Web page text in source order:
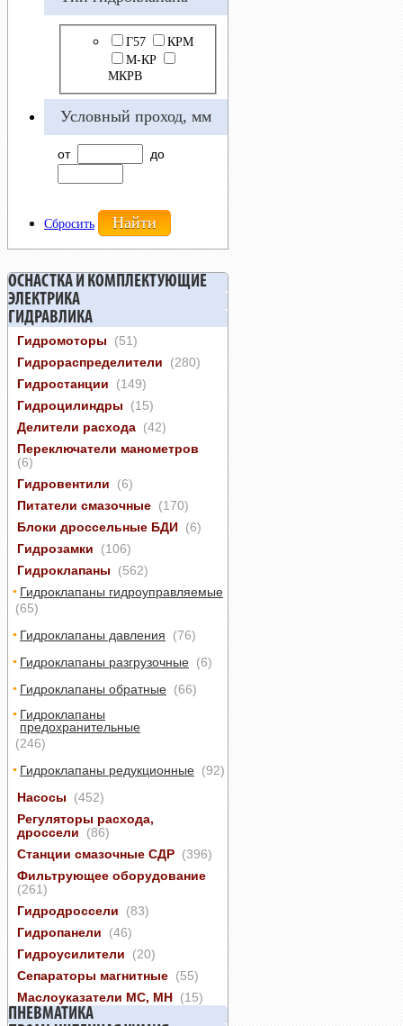
Г57
КРМ
М-КР
МКРВ
Условный проход, мм
от до
Сбросить
ОСНАСТКА И КОМПЛЕКТУЮЩИЕ
ЭЛЕКТРИКА
ГИДРАВЛИКА
Гидромоторы
(51)
Гидрораспределители
(280)
Гидростанции
(149)
Гидроцилиндры
(15)
Делители расхода (42)
Переключатели манометров
(6)
Гидровентили
(6)
Питатели смазочные (170)
Блоки дроссельные БДИ (6)
Гидрозамки
(106)
Гидроклапаны
(562)
Гидроклапаны гидроуправляемые
(65)
Гидроклапаны давления
(76)
Гидроклапаны разгрузочные (6)
Гидроклапаны обратные (66)
Гидроклапаны
предохранительные
(246)
Гидроклапаны редукционные (92)
Насосы
(452)
Регуляторы расхода,
дроссели
(86)
Станции смазочные СДР (396)
Фильтрующее оборудование
(261)
Гидродроссели
(83)
Гидропанели
(46)
Гидроусилители
(20)
Сепараторы магнитные (55)
Маслоуказатели МС, МН (15)
ПНЕВМАТИКА